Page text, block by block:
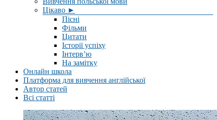
Цікаво ►
Пісні
Фільми
Цитати
Історії успіху
Інтерв’ю
На замітку
Онлайн школа
Платформа для вивчення англійської
Автор статей
Всі статті